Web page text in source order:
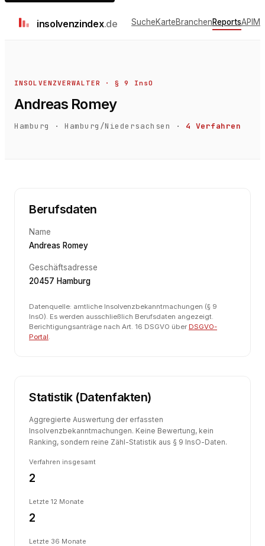
insolvenzindex.de SucheKarteBranchenReportsAPI
INSOLVENZVERWALTER · § 9 InsO
Andreas Romey
Hamburg ·Hamburg/Niedersachsen · 4 Verfahren
Berufsdaten
Name
Andreas Romey
Geschäftsadresse
20457 Hamburg
Datenquelle: amtliche Insolvenzbekanntmachungen (§ 9
InsO). Es werden ausschließlich Berufsdaten angezeigt.
Berichtigungsanträge nach Art. 16 DSGVO über DSGVO-
Portal.
Statistik (Datenfakten)
Aggregierte Auswertung der erfassten
Insolvenzbekanntmachungen. Keine Bewertung, kein
Ranking, sondern reine Zähl-Statistik aus § 9 InsO-Daten.
Verfahren insgesamt
2
Letzte 12 Monate
2
Letzte 36 Monate